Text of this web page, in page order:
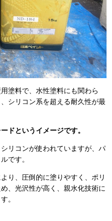
塗料で、水性塗料にも関わら
シリコン系を超える耐久性が最
ドというイメージです。
リコンが使われていますが、パ
です。
り、圧倒的に塗りやすく、ポリ
、光沢性が高く、親水化技術に
。